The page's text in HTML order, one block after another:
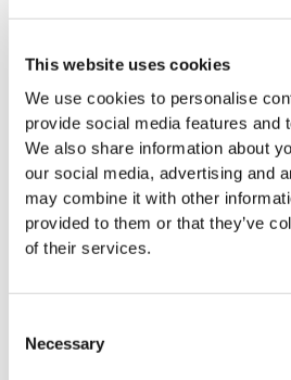
This website uses cookies
We use cookies to personalise
provide social media features and
We also share information about
our social media, advertising and
may combine it with other
provided to them or that they’ve
of their services.
Selection
Necessary
antecedieron la vendimia, seguidos por buen
temporada. Color rubí de...
Saber Más
1966 SINGLE HARVEST
De todas las casas productoras de vinos de
tiene una de las mayores y más antiguas
selección muy exquisita de vinos de Oporto
Saber Más